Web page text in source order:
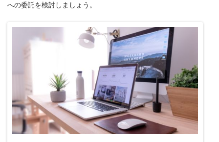
への委託を検討しましょう。